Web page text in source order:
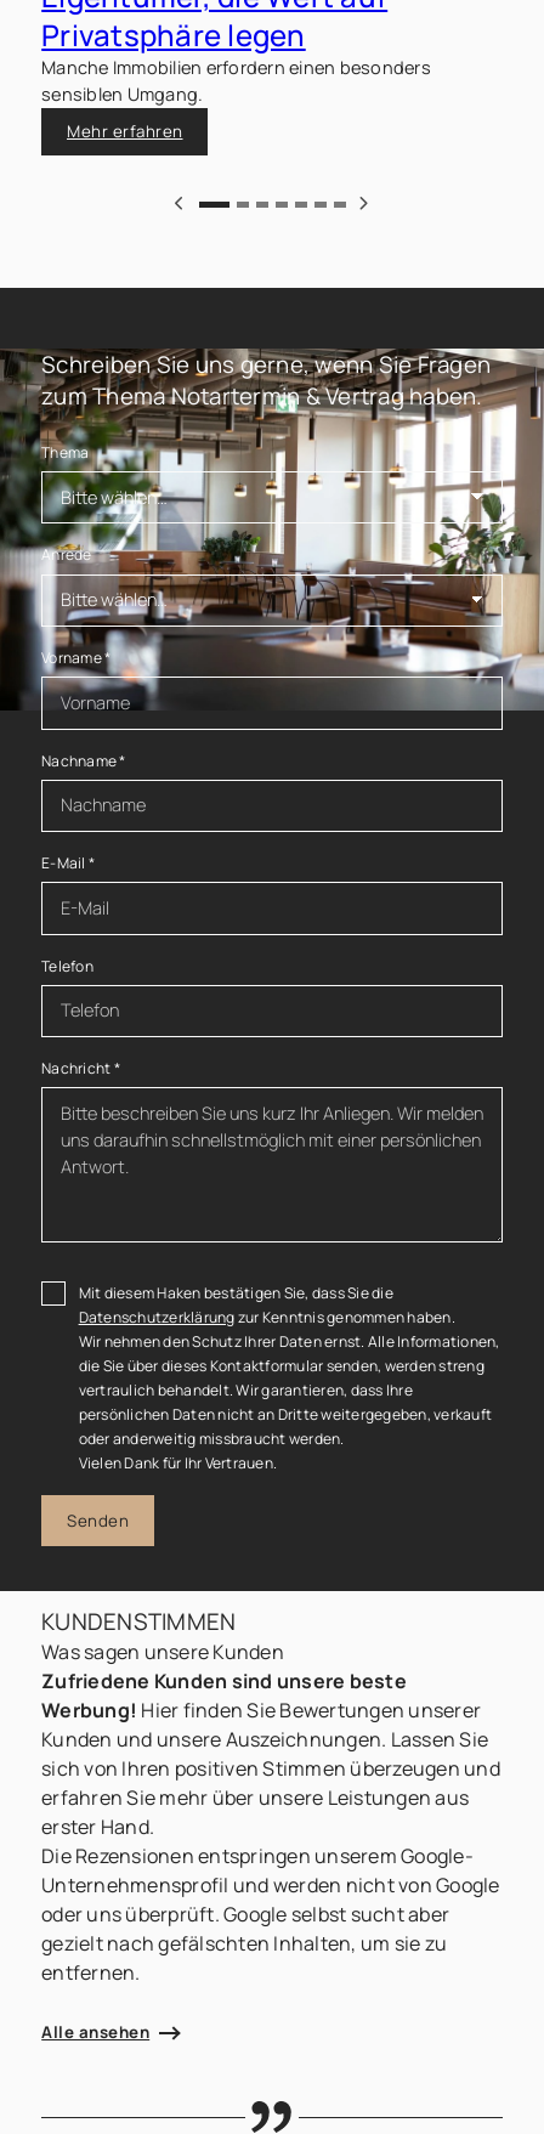
Privatsphäre legen
Manche Immobilien erfordern einen besonders
sensiblen Umgang.
Mehr erfahren
Schreiben Sie uns gerne, wenn Sie Fragen
zum Thema Notartermin & Vertrag haben.
Thema
Anrede
Vorname*
Nachname*
E-Mail *
Telefon
Nachricht*
Mit diesem Haken bestätigen Sie, dass Sie die
Datenschutzerklärungzur Kenntnis genommen haben.
Wir nehmen den Schutz Ihrer Daten ernst. Alle Informationen,
die Sie über dieses Kontaktformular senden, werden streng
vertraulich behandelt. Wir garantieren, dass Ihre
persönlichen Daten nicht an Dritte weitergegeben, verkauft
oder anderweitig missbraucht werden.
Vielen Dank für Ihr Vertrauen.
Senden
KUNDENSTIMMEN
Was sagen unsere Kunden
Zufriedene Kunden sind unsere beste
Werbung! Hier finden Sie Bewertungen unserer
Kunden und unsere Auszeichnungen. Lassen Sie
sich von Ihren positiven Stimmen überzeugen und
erfahren Sie mehr über unsere Leistungen aus
erster Hand.
Die Rezensionen entspringen unserem Google-
Unternehmensprofil und werden nicht von Google
oder uns überprüft. Google selbst sucht aber
gezielt nach gefälschten Inhalten, um sie zu
entfernen.
Alle ansehen